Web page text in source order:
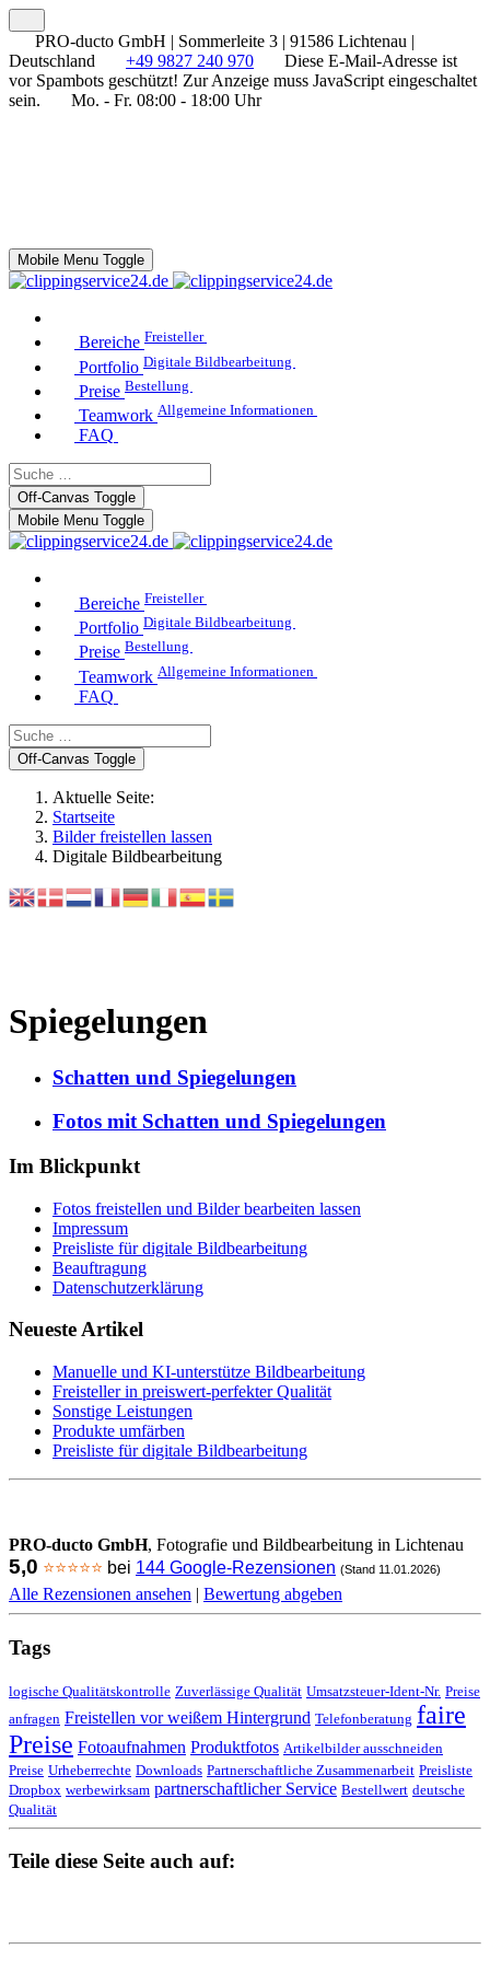
PRO-ducto GmbH | Sommerleite 3 | 91586 Lichtenau |
Deutschland
+49 9827 240 970
Diese E-Mail-Adresse ist
vor Spambots geschützt! Zur Anzeige muss JavaScript eingeschaltet
sein.
Mo. - Fr. 08:00 - 18:00 Uhr
Mobile Menu Toggle
Bereiche Freisteller
Portfolio Digitale Bildbearbeitung
Preise Bestellung
Teamwork Allgemeine Informationen
FAQ
Off-Canvas Toggle
Mobile Menu Toggle
Bereiche Freisteller
Portfolio Digitale Bildbearbeitung
Preise Bestellung
Teamwork Allgemeine Informationen
FAQ
Off-Canvas Toggle
Aktuelle Seite:
Startseite
Bilder freistellen lassen
Digitale Bildbearbeitung
Spiegelungen
Schatten und Spiegelungen
Fotos mit Schatten und Spiegelungen
Im Blickpunkt
Fotos freistellen und Bilder bearbeiten lassen
Impressum
Preisliste für digitale Bildbearbeitung
Beauftragung
Datenschutzerklärung
Neueste Artikel
Manuelle und KI-unterstütze Bildbearbeitung
Freisteller in preiswert-perfekter Qualität
Sonstige Leistungen
Produkte umfärben
Preisliste für digitale Bildbearbeitung
PRO-ducto GmbH, Fotografie und Bildbearbeitung in Lichtenau
5,0 ⭐⭐⭐⭐⭐ bei 144 Google-Rezensionen (Stand 11.01.2026)
Alle Rezensionen ansehen | Bewertung abgeben
Tags
logische Qualitätskontrolle Zuverlässige Qualität Umsatzsteuer-Ident-Nr. Preise
anfragen Freistellen vor weißem Hintergrund Telefonberatung faire
Preise Fotoaufnahmen Produktfotos Artikelbilder ausschneiden
Preise Urheberrechte Downloads Partnerschaftliche Zusammenarbeit Preisliste
Dropbox werbewirksam partnerschaftlicher Service Bestellwert deutsche
Qualität
Teile diese Seite auch auf: